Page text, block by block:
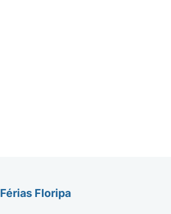
Férias Floripa